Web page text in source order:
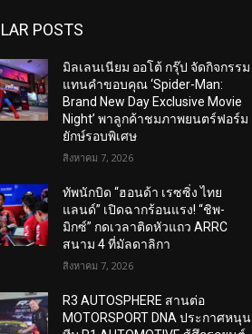
POSTS
มิลเลนเนียม ออโต้ กรุ๊ป จัดกิจกรรม
แทนคำขอบคุณ ‘Spider-Man:
Brand New Day Exclusive Movie
Night’ พาลูกค้าชมภาพยนตร์ฟอร์ม
ยักษ์รอบพิเศษ
สิงหาคม 7, 2026
ทัพนักบิด “ฮอนด้า เรซซิ่ง ไทย
แลนด์” เปิดฉากร้อนแรง! “ชิพ-
มิกซ์” กดเวลาติดหัวแถว ARRC
สนาม 4 ที่มัลดาลิกา
สิงหาคม 7, 2026
R3 AUTOSPHERE สานต่อ
MOTORSPORT DNA ประกาศหนุน